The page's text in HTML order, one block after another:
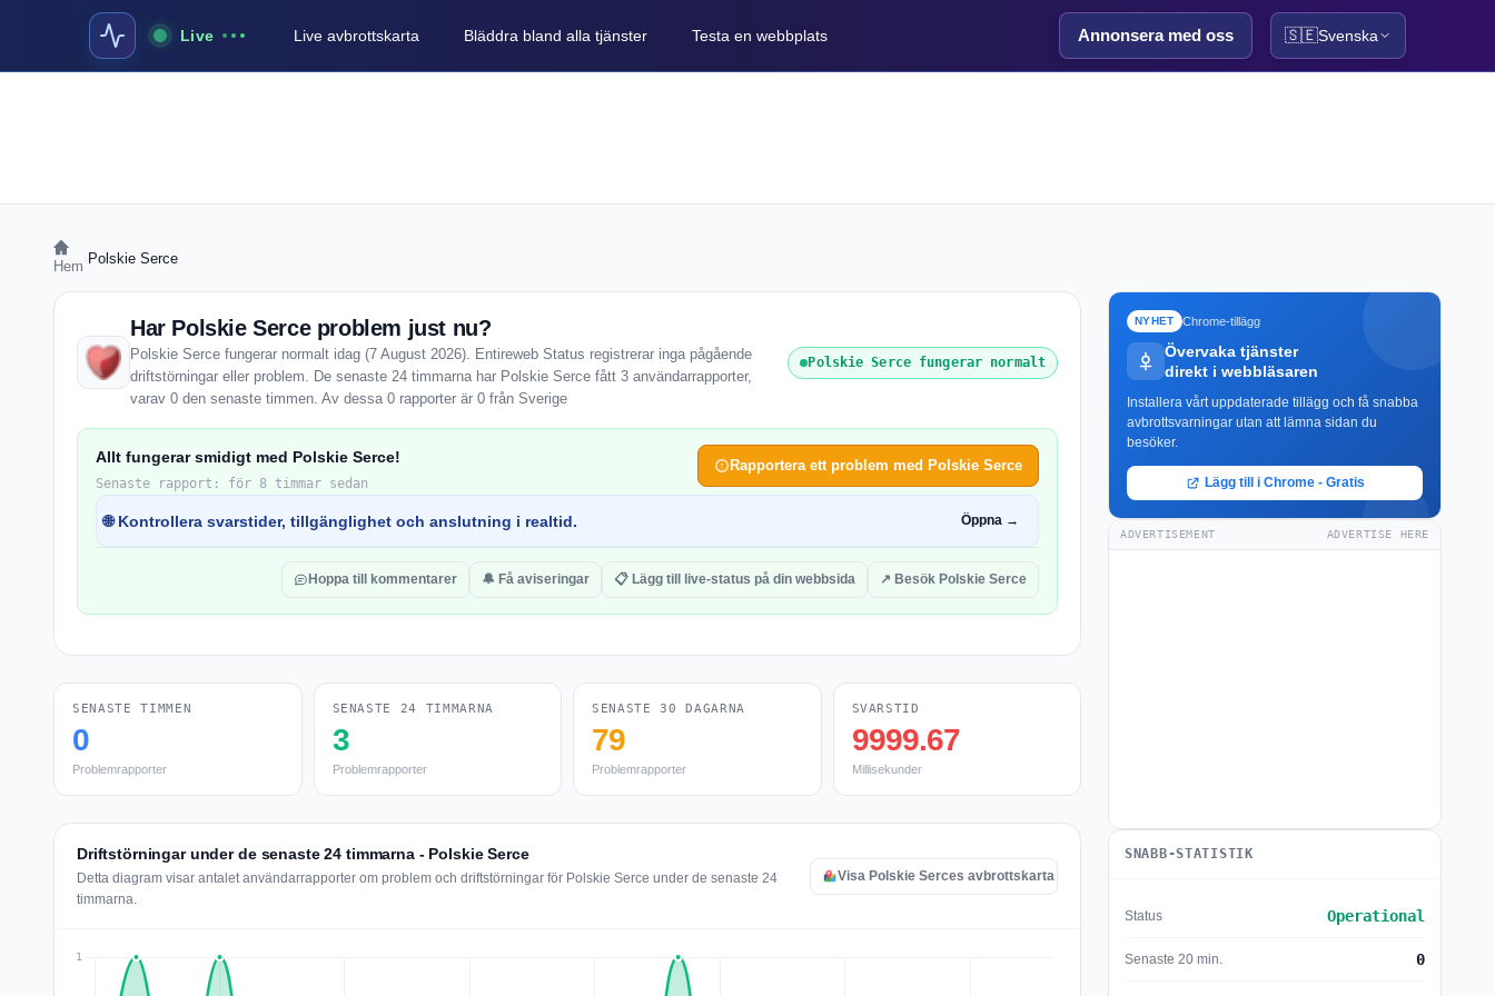
Live Live avbrottskarta Bläddra bland alla tjänster Testa en webbplats Annonsera med oss 🇸🇪Svenska
Hem Polskie Serce
Har Polskie Serce problem just nu?
Polskie Serce fungerar normalt idag (7 August 2026). Entireweb Status registrerar inga pågående
driftstörningar eller problem. De senaste 24 timmarna har Polskie Serce fått 3 användarrapporter,
varav 0 den senaste timmen. Av dessa 0 rapporter är 0 från Sverige
Polskie Serce fungerar normalt
Allt fungerar smidigt med Polskie Serce!
Senaste rapport: för 8 timmar sedan
Rapportera ett problem med Polskie Serce
🌐 Kontrollera svarstider, tillgänglighet och anslutning i realtid. Öppna →
Hoppa till kommentarer 🔔 Få aviseringar 📋 Lägg till live-status på din webbsida ↗ Besök Polskie Serce
SENASTE TIMMEN
0
Problemrapporter
SENASTE 24 TIMMARNA
3
Problemrapporter
SENASTE 30 DAGARNA
79
Problemrapporter
SVARSTID
9999.67
Millisekunder
Driftstörningar under de senaste 24 timmarna - Polskie Serce
Detta diagram visar antalet användarrapporter om problem och driftstörningar för Polskie Serce under de senaste 24
timmarna.
Visa Polskie Serces avbrottskarta
NYHET Chrome-tillägg
Övervaka tjänster
direkt i webbläsaren
Installera vårt uppdaterade tillägg och få snabba
avbrottsvarningar utan att lämna sidan du
besöker.
Lägg till i Chrome - Gratis
ADVERTISEMENT ADVERTISE HERE
SNABB-STATISTIK
Status Operational
Senaste 20 min. 0